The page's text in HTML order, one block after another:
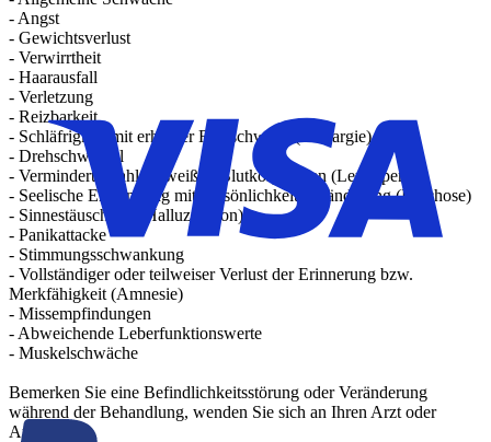
- Angst
- Gewichtsverlust
- Verwirrtheit
- Haarausfall
- Verletzung
- Reizbarkeit
- Schläfrigkeit mit erhöhter Reizschwelle (Lethargie)
- Drehschwindel
- Verminderte Zahl an weißen Blutkörperchen (Leukopenie)
- Seelische Erkrankung mit Persönlichkeitsveränderung (Psychose)
- Sinnestäuschung (Halluzination)
- Panikattacke
- Stimmungsschwankung
- Vollständiger oder teilweiser Verlust der Erinnerung bzw.
Merkfähigkeit (Amnesie)
- Missempfindungen
- Abweichende Leberfunktionswerte
- Muskelschwäche
Bemerken Sie eine Befindlichkeitsstörung oder Veränderung
während der Behandlung, wenden Sie sich an Ihren Arzt oder
Apotheker.